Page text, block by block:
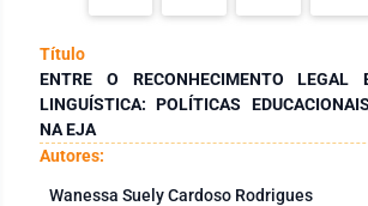
Título
ENTRE O RECONHECIMENTO LEGAL
LINGUÍSTICA: POLÍTICAS
NA EJA
Autores:
Wanessa Suely Cardoso Rodrigues